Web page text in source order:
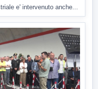
e' intervenuto anche...